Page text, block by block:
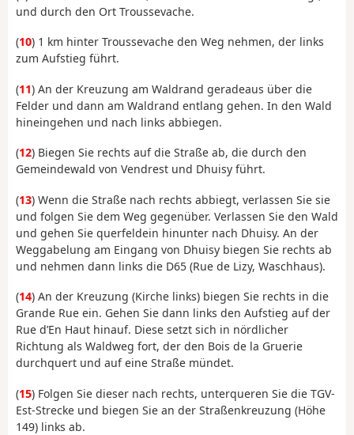
und durch den Ort Troussevache.
(10) 1 km hinter Troussevache den Weg nehmen, der links
zum Aufstieg führt.
(11) An der Kreuzung am Waldrand geradeaus über die
Felder und dann am Waldrand entlang gehen. In den Wald
hineingehen und nach links abbiegen.
(12) Biegen Sie rechts auf die Straße ab, die durch den
Gemeindewald von Vendrest und Dhuisy führt.
(13) Wenn die Straße nach rechts abbiegt, verlassen Sie sie
und folgen Sie dem Weg gegenüber. Verlassen Sie den Wald
und gehen Sie querfeldein hinunter nach Dhuisy. An der
Weggabelung am Eingang von Dhuisy biegen Sie rechts ab
und nehmen dann links die D65 (Rue de Lizy, Waschhaus).
(14) An der Kreuzung (Kirche links) biegen Sie rechts in die
Grande Rue ein. Gehen Sie dann links den Aufstieg auf der
Rue d’En Haut hinauf. Diese setzt sich in nördlicher
Richtung als Waldweg fort, der den Bois de la Gruerie
durchquert und auf eine Straße mündet.
(15) Folgen Sie dieser nach rechts, unterqueren Sie die TGV-
Est-Strecke und biegen Sie an der Straßenkreuzung (Höhe
149) links ab.